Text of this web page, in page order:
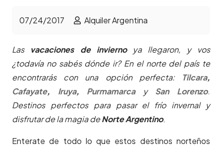
07/24/2017 Alquiler Argentina
Las vacaciones de inviernoya llegaron, y vos
¿todavía no sabés dónde ir? En el norte del país te
encontrarás con una opción perfecta: Tilcara,
Cafayate, Iruya, Purmamarcay San Lorenzo.
Destinos perfectos para pasar el frío invernal y
disfrutar de la magia deNorte Argentino.
Enterate de todo lo que estos destinos norteños